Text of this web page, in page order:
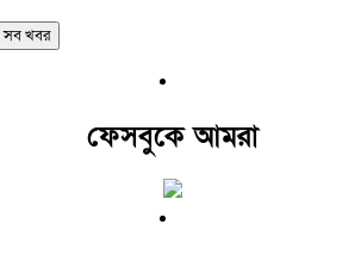
সব খবর
ফেসবুকে আমরা